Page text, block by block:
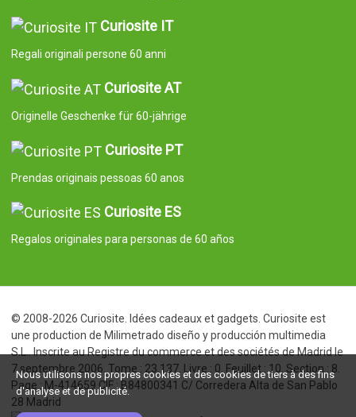
Curiosite IT
Regali originali persone 60 anni
Curiosite AT
Originelle Geschenke für 60-jährige
Curiosite PT
Prendas originais pessoas 60 anos
Curiosite ES
Regalos originales para personas de 60 años
© 2008-2026 Curiosite. Idées cadeaux et gadgets. Curiosite est
une production de Milimetrado diseño y producción multimedia
S.L.. Inscrite au Registre du commerce et des sociétés de Madrid le
7 septembre 2006. Tome : 23.137. Livre : 0. Feuillet : 10. Section : 8.
Page : M-414659 CIF : B84800341 C/ Corredera Alta de San Pablo
28 Madrid
Nous utilisons nos propres cookies et des cookies de tiers à des fins
d'analyse et de publicité.